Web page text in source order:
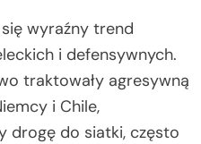
wyraźny trend
i defensywnych.
traktowały agresywną
i Chile,
drogę do siatki, często